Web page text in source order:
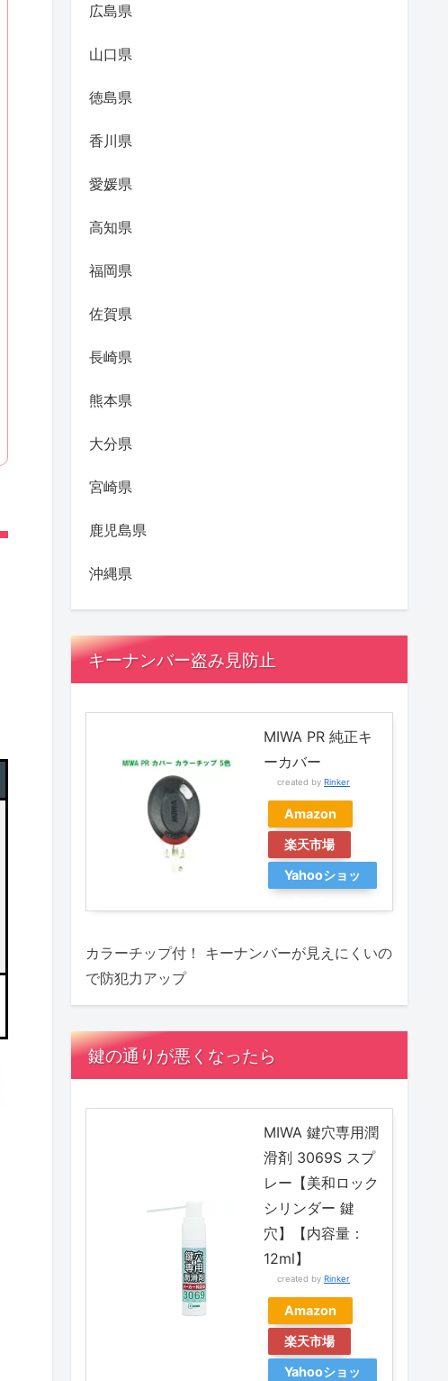
広島県
山口県
徳島県
香川県
愛媛県
高知県
福岡県
佐賀県
長崎県
熊本県
大分県
宮崎県
鹿児島県
沖縄県
キーナンバー盗み見防止
MIWA PR 純正キ
ーカバー
created by Rinker
Amazon
楽天市場
Yahooショッ
カラーチップ付！ キーナンバーが見えにくいの
で防犯力アップ
鍵の通りが悪くなったら
MIWA 鍵穴専用潤
滑剤 3069S スプ
レー【美和ロック
シリンダー 鍵
穴】【内容量：
12ml】
created by Rinker
Amazon
楽天市場
Yahooショッ